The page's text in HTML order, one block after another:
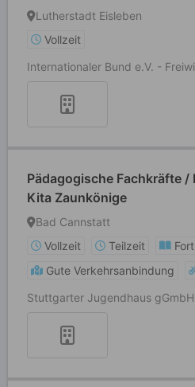
Lutherstadt Eisleben
Vollzeit
Internationaler Bund e.V. -
Pädagogische Fachkräfte
Kita Zaunkönige
Bad Cannstatt
Vollzeit
Teilzeit
Gute Verkehrsanbindung
Stuttgarter Jugendhaus gGmbH